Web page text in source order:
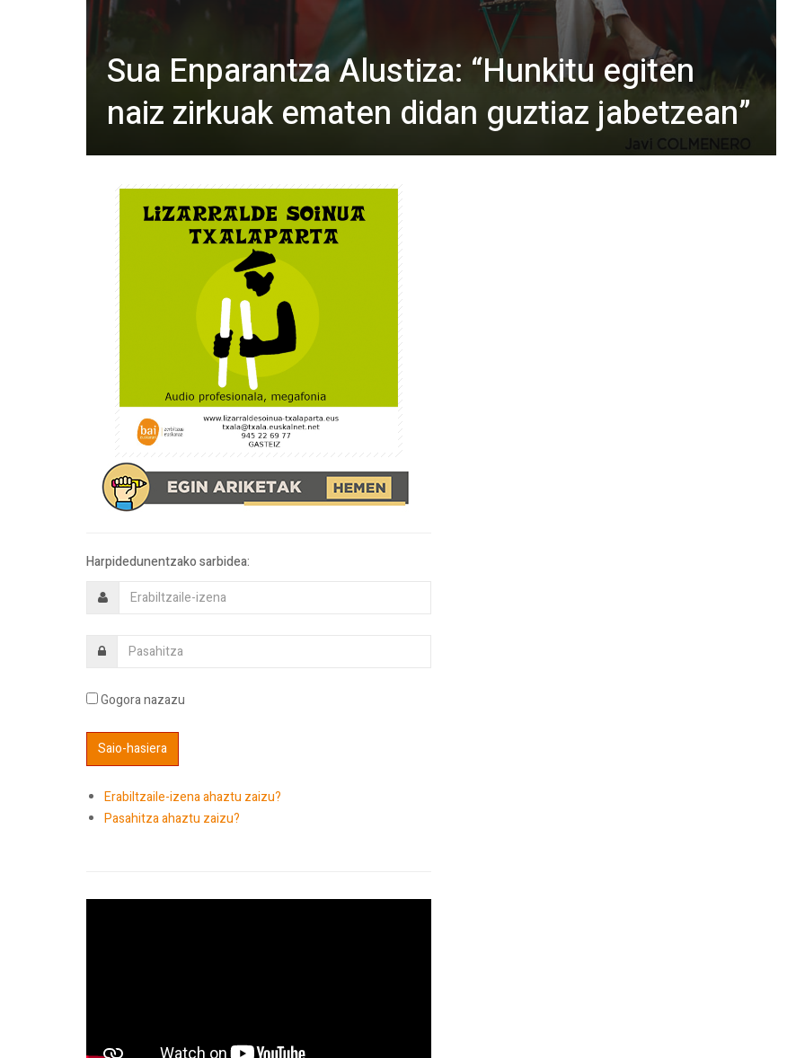
Sua Enparantza Alustiza: “Hunkitu egiten
naiz zirkuak ematen didan guztiaz jabetzean”
Harpidedunentzako sarbidea:
Gogora nazazu
Erabiltzaile-izena ahaztu zaizu?
Pasahitza ahaztu zaizu?